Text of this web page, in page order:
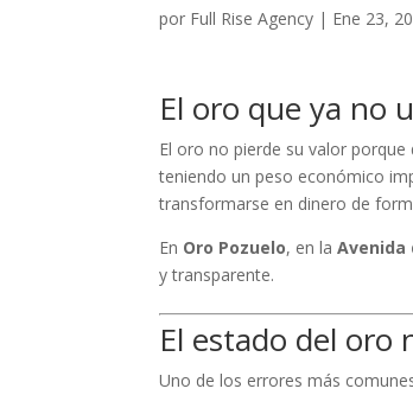
por Full Rise Agency | Ene 23,
El oro que ya no
El oro no pierde su valor
teniendo un peso económico
transformarse en dinero de
En Oro Pozuelo, en laAvenida
y transparente.
El estado del oro
Uno de los errores más